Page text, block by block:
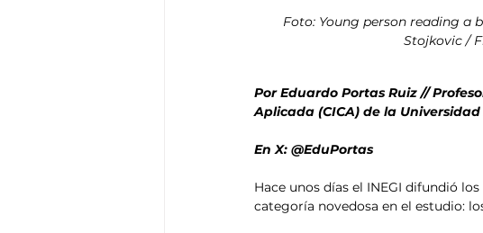
Foto: Young person reading a
Stojkovic /
Por Eduardo Portas Ruiz //
Aplicada (CICA) de la
En X: @EduPortas
Hace unos días el INEGI difundió
categoría novedosa en el estudio: